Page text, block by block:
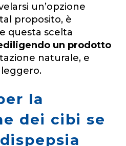
un’opzione
proposito, è
questa scelta
un prodotto
naturale, e
la
dei cibi se